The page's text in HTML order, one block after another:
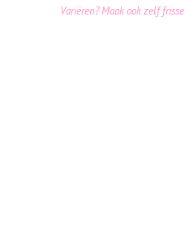
Variëren? Maak ook zelf frisse